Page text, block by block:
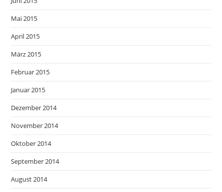
Mai 2015
April 2015
März 2015
Februar 2015
Januar 2015
Dezember 2014
November 2014
Oktober 2014
September 2014
August 2014